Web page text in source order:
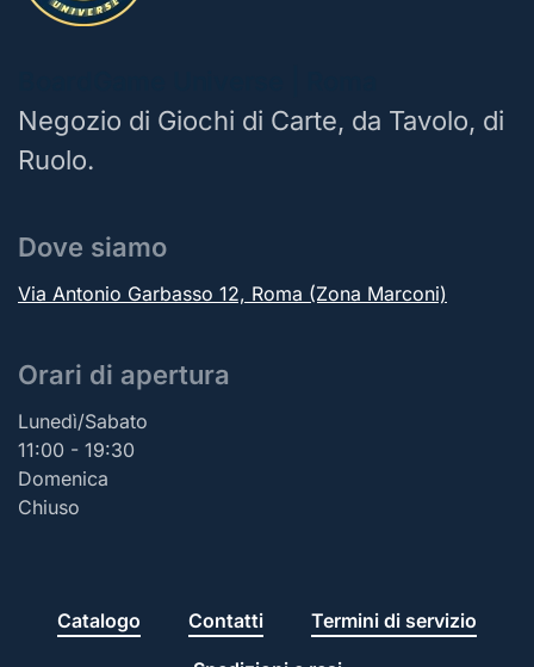
Negozio di Giochi di Carte, da Tavolo, di
Ruolo.
Dove siamo
Via Antonio Garbasso 12, Roma (Zona Marconi)
Orari di apertura
Lunedì/Sabato
11:00 - 19:30
Domenica
Chiuso
Catalogo Contatti Termini di servizio